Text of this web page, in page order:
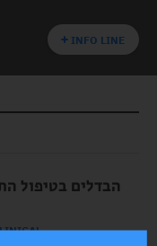
INFO LINE
הבדלים בטיפול